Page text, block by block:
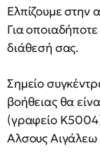
Ελπίζουμε στην
Για
διάθεσή σας.
Σημείο
βοήθειας θα
(γραφείο
Αλσους Αιγάλεω